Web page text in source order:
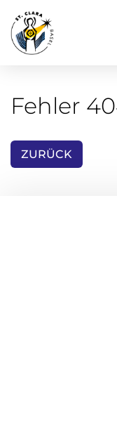
Fehler
ZURÜCK